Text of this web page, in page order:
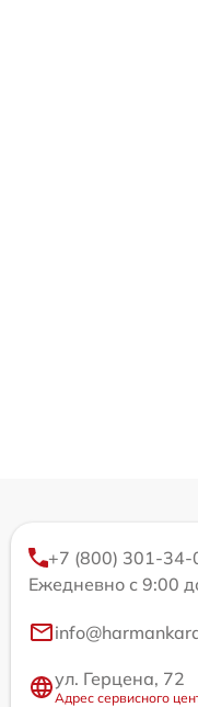
+7 (800) 301-34-
Ежедневно с 9:00
ул. Герцена, 72
Адрес сервисного